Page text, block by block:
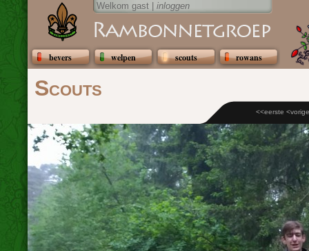
Welkom gast | inloggen
bevers welpen scouts rowans
Scouts
<<eerste <vorige